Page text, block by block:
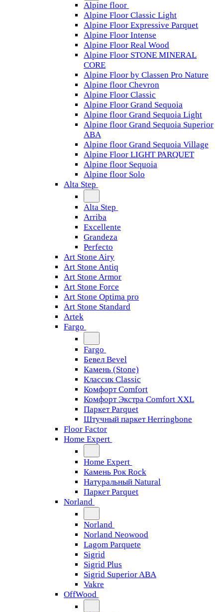
Alpine floor
Alpine Floor Classic Light
Alpine Floor Expressive Parquet
Alpine Floor Intense
Alpine Floor Real Wood
Alpine Floor STONE MINERAL
CORE
Alpine Floor by Classen Pro Nature
Alpine floor Chevron
Alpine Floor Classic
Alpine Floor Grand Sequoia
Alpine floor Grand Sequoia Light
Alpine floor Grand Sequoia Superior
ABA
Alpine floor Grand Sequoia Village
Alpine Floor LIGHT PARQUET
Alpine floor Sequoia
Alpine floor Solo
Alta Step
Alta Step
Arriba
Excellente
Grandeza
Perfecto
Art Stone Airy
Art Stone Antiq
Art Stone Armor
Art Stone Force
Art Stone Optima pro
Art Stone Standard
Artek
Fargo
Fargo
Бевел Bevel
Камень (Stone)
Классик Classic
Комфорт Comfort
Комфорт Экстра Comfort XXL
Паркет Parquet
Штучный паркет Herringbone
Floor Factor
Home Expert
Home Expert
Камень Рок Rock
Натуральный Natural
Паркет Parquet
Norland
Norland
Norland Neowood
Lagom Parquete
Sigrid
Sigrid Plus
Sigrid Superior ABA
Vakre
OffWood